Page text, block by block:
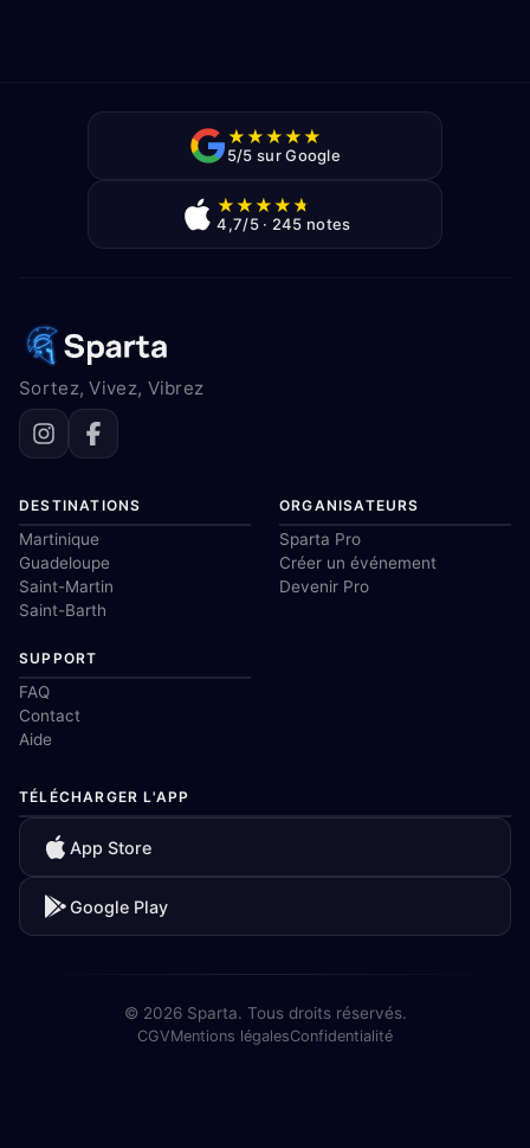
★★★★★
5/5 sur Google
★★★★★
4,7/5 · 245 notes
Sortez, Vivez, Vibrez
DESTINATIONS
Martinique
Guadeloupe
Saint-Martin
Saint-Barth
ORGANISATEURS
Sparta Pro
Créer un événement
Devenir Pro
SUPPORT
FAQ
Contact
Aide
TÉLÉCHARGER L'APP
App Store
Google Play
© 2026 Sparta. Tous droits réservés.
CGVMentions légalesConfidentialité